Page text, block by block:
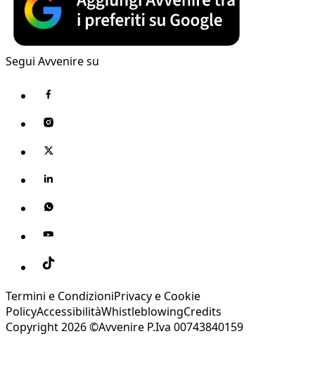
Segui Avvenire su
Termini e CondizioniPrivacy e Cookie
PolicyAccessibilitàWhistleblowingCredits
Copyright 2026 ©Avvenire P.Iva 00743840159